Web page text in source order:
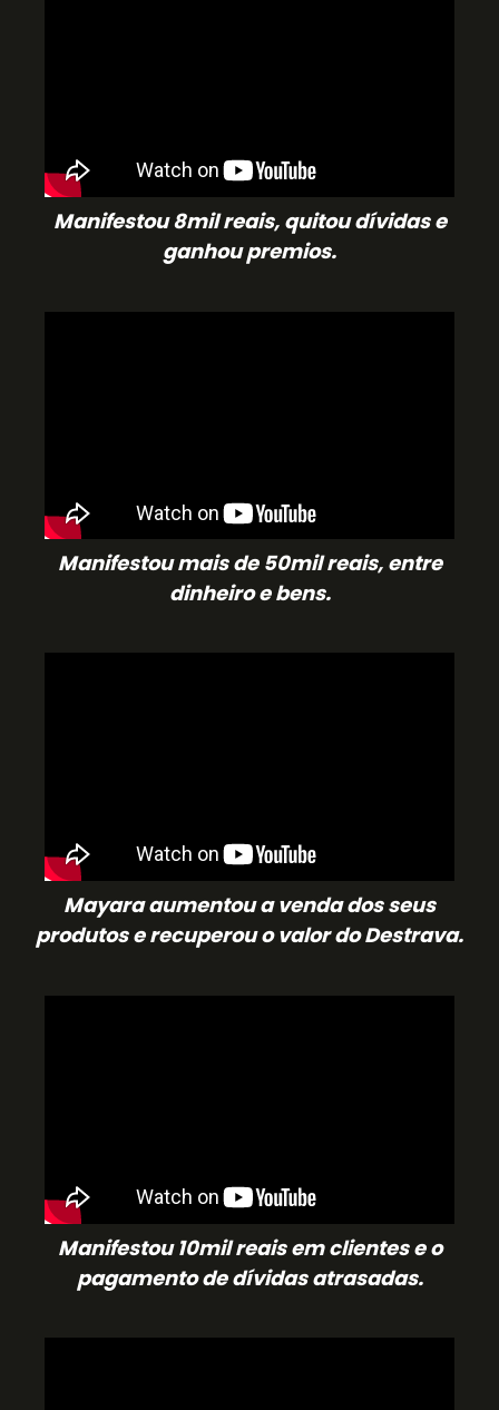
Manifestou 8mil reais, quitou dívidas e
ganhou premios.
Manifestou mais de 50mil reais, entre
dinheiro e bens.
Mayara aumentou a venda dos seus
produtos e recuperou o valor do Destrava.
Manifestou 10mil reais em clientes e o
pagamento de dívidas atrasadas.